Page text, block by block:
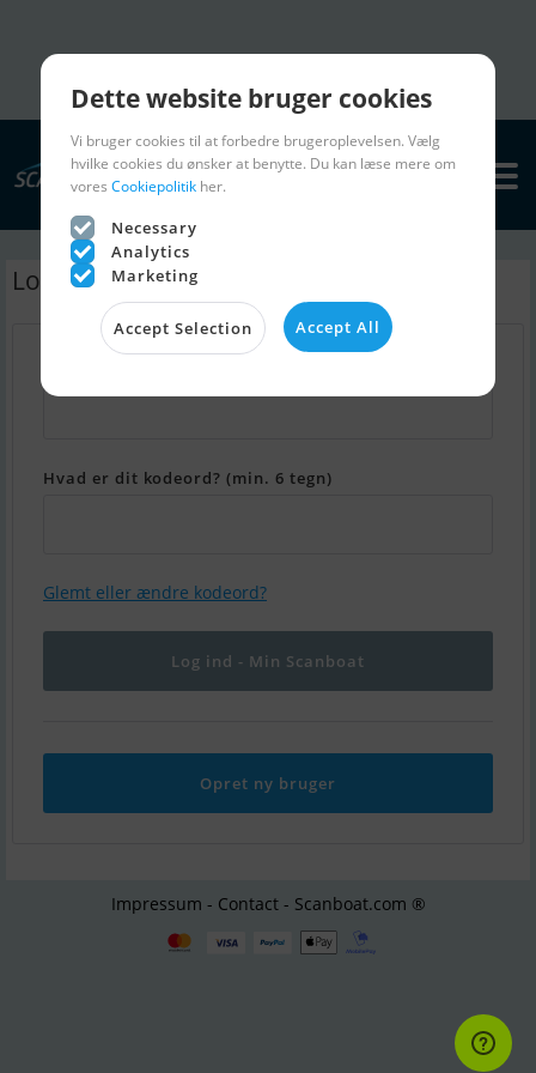
Log ind - Min Scanboat
Hvad er dit kodeord? (min. 6 tegn)
Glemt eller ændre kodeord?
Opret ny bruger
Impressum - Contact - Scanboat.com ®
Dette website bruger cookies
Vi bruger cookies til at forbedre brugeroplevelsen. Vælg
hvilke cookies du ønsker at benytte. Du kan læse mere om
vores Cookiepolitik her.
Necessary
Analytics
Marketing
Accept Selection Accept All